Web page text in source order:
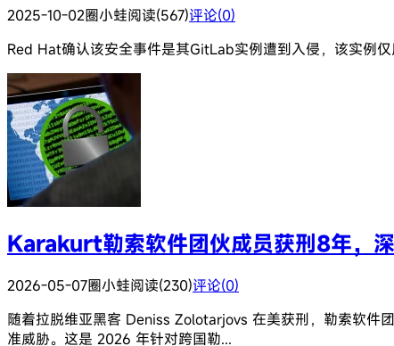
2025-10-02圈小蛙阅读(567)评论(0)
Red Hat确认该安全事件是其GitLab实例遭到入侵，该实例
Karakurt勒索软件团伙成员获刑8年，
2026-05-07圈小蛙阅读(230)评论(0)
随着拉脱维亚黑客 Deniss Zolotarjovs 在美获刑，勒索软件
准威胁。这是 2026 年针对跨国勒...